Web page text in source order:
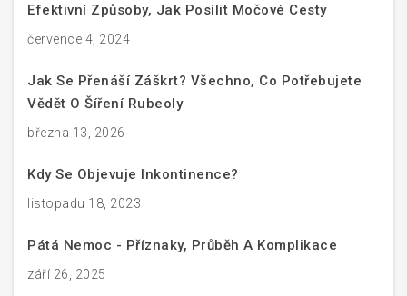
Efektivní Způsoby, Jak Posílit Močové Cesty
července 4, 2024
Jak Se Přenáší Záškrt? Všechno, Co Potřebujete
Vědět O Šíření Rubeoly
března 13, 2026
Kdy Se Objevuje Inkontinence?
listopadu 18, 2023
Pátá Nemoc - Příznaky, Průběh A Komplikace
září 26, 2025